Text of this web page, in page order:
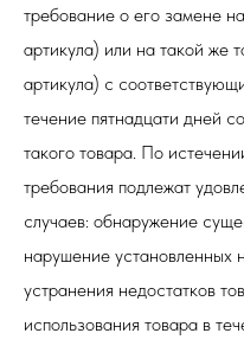
требование о его замене
артикула) или на такой же
артикула) с
течение пятнадцати дней
такого товара. По
требования подлежат
случаев: обнаружение
нарушение установленных
устранения недостатков
использования товара в